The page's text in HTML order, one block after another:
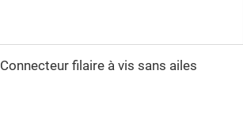
Connecteur filaire à vis sans ailes